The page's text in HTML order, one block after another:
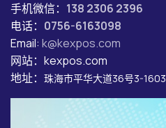
手机微信： 138 2306 2396
电话： 0756-6163098
Email: k@kexpos.com
网站：kexpos.com
地址： 珠海市平华大道36号3-1603